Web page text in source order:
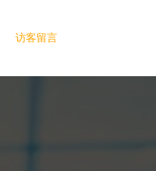
访客留言